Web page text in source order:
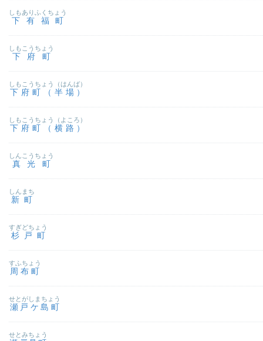
下有福町
しもありふくちょう
下府町
しもこうちょう
下府町（半場）
しもこうちょう（はんば）
下府町（横路）
しもこうちょう（よころ）
真光町
しんこうちょう
新町
しんまち
杉戸町
すぎどちょう
周布町
すふちょう
瀬戸ケ島町
せとがしまちょう
せとみちょう